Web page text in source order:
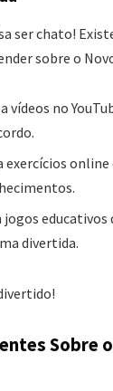
ser chato!
sobre o
vídeos no
exercícios
educativos
divertida.
Sobre